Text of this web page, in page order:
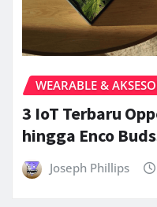
WEARABLE &
3 IoT Terbaru
hingga Enco
Joseph Phillips